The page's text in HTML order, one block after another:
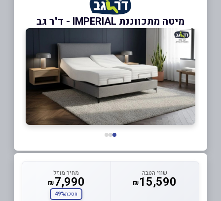
מיטה מתכווננת IMPERIAL - ד"ר גב
שווי הטבה
₪15,590
מחיר מוזל
₪7,990
חסכת49%